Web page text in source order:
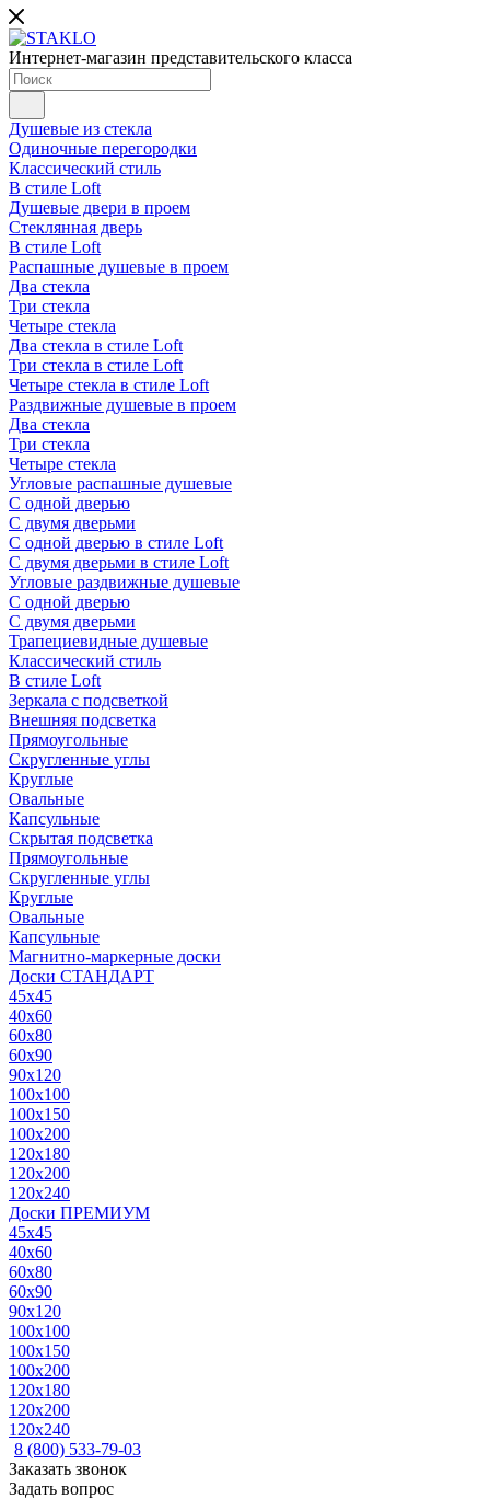
Интернет-магазин представительского класса
Душевые из стекла
Одиночные перегородки
Классический стиль
В стиле Loft
Душевые двери в проем
Стеклянная дверь
В стиле Loft
Распашные душевые в проем
Два стекла
Три стекла
Четыре стекла
Два стекла в стиле Loft
Три стекла в стиле Loft
Четыре стекла в стиле Loft
Раздвижные душевые в проем
Два стекла
Три стекла
Четыре стекла
Угловые распашные душевые
С одной дверью
С двумя дверьми
С одной дверью в стиле Loft
С двумя дверьми в стиле Loft
Угловые раздвижные душевые
С одной дверью
С двумя дверьми
Трапециевидные душевые
Классический стиль
В стиле Loft
Зеркала с подсветкой
Внешняя подсветка
Прямоугольные
Скругленные углы
Круглые
Овальные
Капсульные
Скрытая подсветка
Прямоугольные
Скругленные углы
Круглые
Овальные
Капсульные
Магнитно-маркерные доски
Доски СТАНДАРТ
45x45
40x60
60x80
60x90
90x120
100x100
100x150
100x200
120x180
120x200
120x240
Доски ПРЕМИУМ
45x45
40x60
60x80
60x90
90x120
100x100
100x150
100x200
120x180
120x200
120x240
8 (800) 533-79-03
Заказать звонок
Задать вопрос